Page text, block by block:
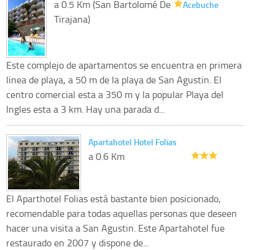
Acebuche
a 0.5 Km (San Bartolomé De
Tirajana)
Este complejo de apartamentos se encuentra en primera
linea de playa, a 50 m de la playa de San Agustin. El
centro comercial esta a 350 m y la popular Playa del
Ingles esta a 3 km. Hay una parada d...
Apartahotel Hotel Folias
a 0.6 Km
El Aparthotel Folias está bastante bien posicionado,
recomendable para todas aquellas personas que deseen
hacer una visita a San Agustin. Este Apartahotel fue
restaurado en 2007 y dispone de...